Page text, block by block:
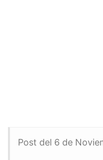
Post del 6 de